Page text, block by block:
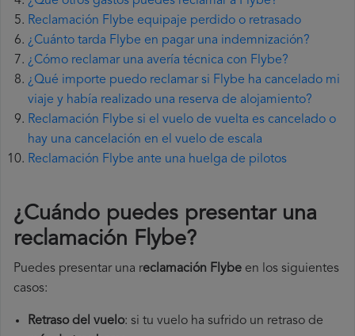
Reclamación Flybe equipaje perdido o retrasado
¿Cuánto tarda Flybe en pagar una indemnización?
¿Cómo reclamar una avería técnica con Flybe?
¿Qué importe puedo reclamar si Flybe ha cancelado mi
viaje y había realizado una reserva de alojamiento?
Reclamación Flybe si el vuelo de vuelta es cancelado o
hay una cancelación en el vuelo de escala
Reclamación Flybe ante una huelga de pilotos
¿Cuándo puedes presentar una
reclamación Flybe?
Puedes presentar una reclamación Flybe en los siguientes
casos:
Retraso del vuelo: si tu vuelo ha sufrido un retraso de